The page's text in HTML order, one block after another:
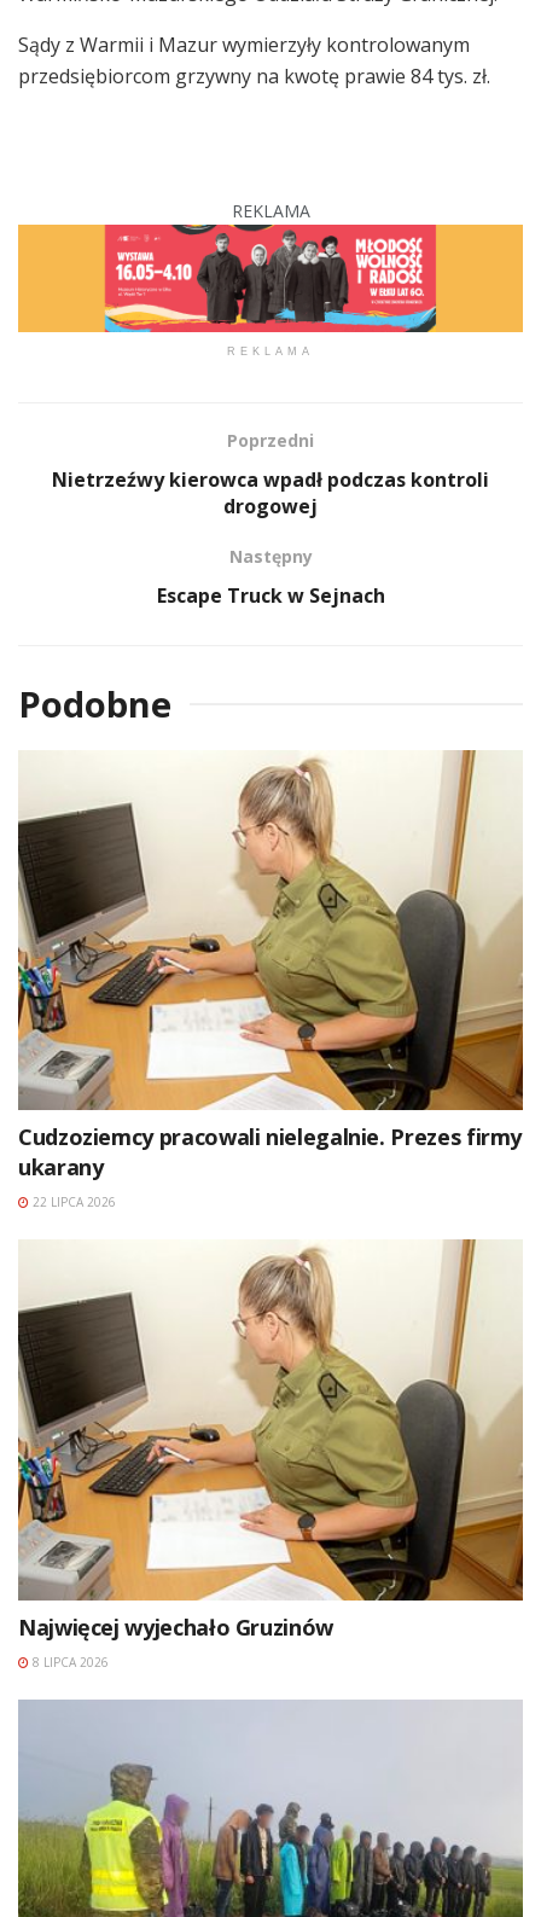
Sądy z Warmii i Mazur wymierzyły kontrolowanym
przedsiębiorcom grzywny na kwotę prawie 84 tys. zł.
REKLAMA
REKLAMA
Poprzedni
Nietrzeźwy kierowca wpadł podczas kontroli
drogowej
Następny
Escape Truck w Sejnach
Podobne
Cudzoziemcy pracowali nielegalnie. Prezes firmy
ukarany
22 LIPCA 2026
Najwięcej wyjechało Gruzinów
8 LIPCA 2026